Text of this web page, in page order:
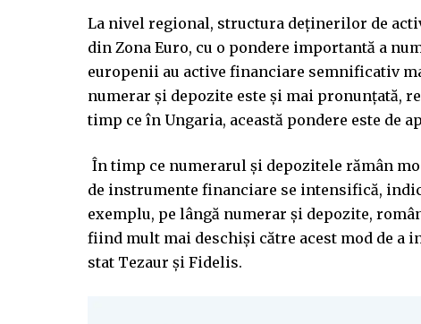
La nivel regional, structura deținerilor de
din Zona Euro, cu o pondere importantă a
europenii au active financiare semnificativ
numerar și depozite este și mai pronunțată,
timp ce în Ungaria, această pondere este de
În timp ce numerarul și depozitele rămân
de instrumente financiare se intensifică,
exemplu, pe lângă numerar și depozite,
fiind mult mai deschiși către acest mod de a
stat Tezaur și Fidelis.